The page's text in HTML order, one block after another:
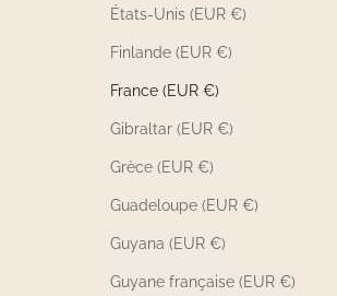
États-Unis (EUR €)
Finlande (EUR €)
France (EUR €)
Gibraltar (EUR €)
Grèce (EUR €)
Guadeloupe (EUR €)
Guyana (EUR €)
Guyane française (EUR €)